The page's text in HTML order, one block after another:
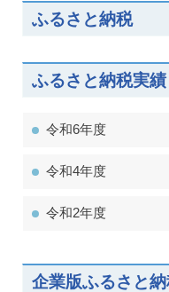
ふるさと納税
ふるさと納税実
令和6年度
令和4年度
令和2年度
企業版ふるさと